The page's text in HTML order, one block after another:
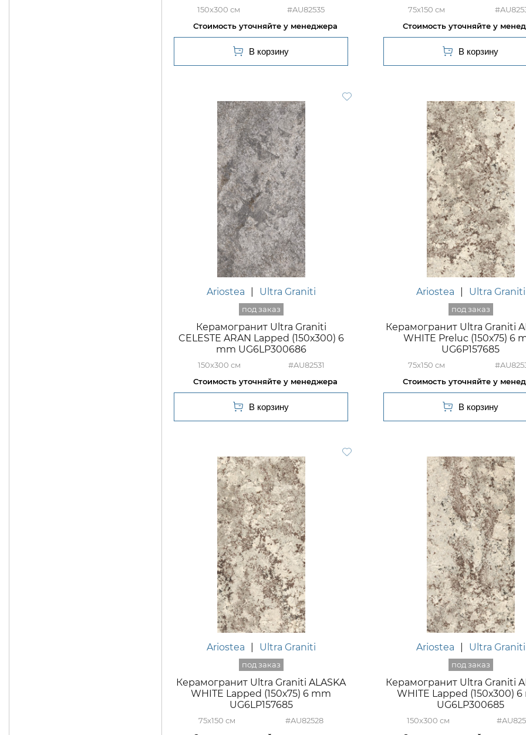
150x300 #AU82535 75x150
Ariostea Ultra Graniti
Керамогранит Ultra Graniti
CELESTE ARAN Lapped (150х300) 6
mm UG6LP300686
150x300 #AU82531
Ariostea Ultra Graniti
Керамогранит Ultra Graniti
WHITE Preluc (150х75) 6
UG6P157685
75x150
Ariostea Ultra Graniti
Керамогранит Ultra Graniti ALASKA
WHITE Lapped (150х75) 6 mm
UG6LP157685
75x150 #AU82528
Ariostea Ultra Graniti
Керамогранит Ultra Graniti
WHITE Lapped (150х300)
UG6LP300685
150x300